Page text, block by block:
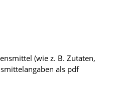
(wie z. B. Zutaten,
als pdf